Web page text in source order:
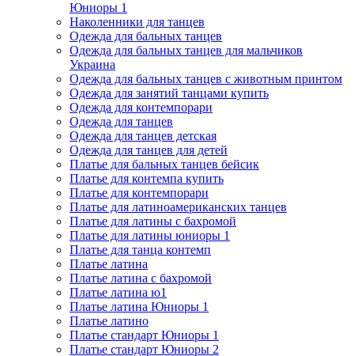
‌Юниоры 1
Наколенники для танцев
Одежда для бальных танцев
Одежда для бальных танцев для мальчиков
Украина
Одежда для бальных танцев с животным принтом
Одежда для занятий танцами купить
Одежда для контемпорари
Одежда для танцев
Одежда для танцев детская
Одежда для танцев для детей
Платье для бальных танцев бейсик
Платье для контемпа купить
Платье для контемпорари
Платье для латиноамериканских танцев
Платье для латины с бахромой
Платье для латины юниоры 1
Платье для танца контемп
Платье латина
Платье латина с бахромой
Платье латина ю1
Платье латина Юниоры 1
Платье латино
Платье стандарт Юниоры 1
Платье стандарт Юниоры 2